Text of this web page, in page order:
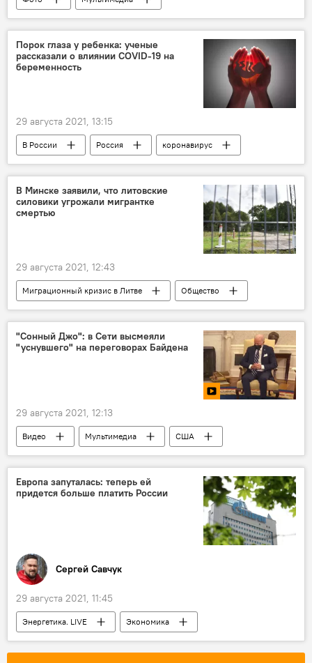
кругосветное путешествие
самолет
пилот
Порок глаза у ребенка: ученые
рассказали о влиянии COVID-19 на
беременность
29 августа 2021, 13:15
В России Россия
коронавирус
Пандемия коронавируса в Литве и других странах
В Минске заявили, что литовские
силовики угрожали мигрантке
смертью
29 августа 2021, 12:43
Миграционный кризис в Литве
Общество
В Литве
Литва
мигранты
Белоруссия
"Сонный Джо": в Сети высмеяли
"уснувшего" на переговорах Байдена
29 августа 2021, 12:13
Видео Мультимедиа
США
Джо Байден
Европа запуталась: теперь ей
придется больше платить России
Сергей Савчук
29 августа 2021, 11:45
Энергетика. LIVE
Экономика
Россия
Европа